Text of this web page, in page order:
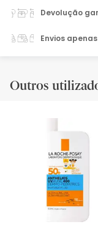
Devolução
Envios
Outros